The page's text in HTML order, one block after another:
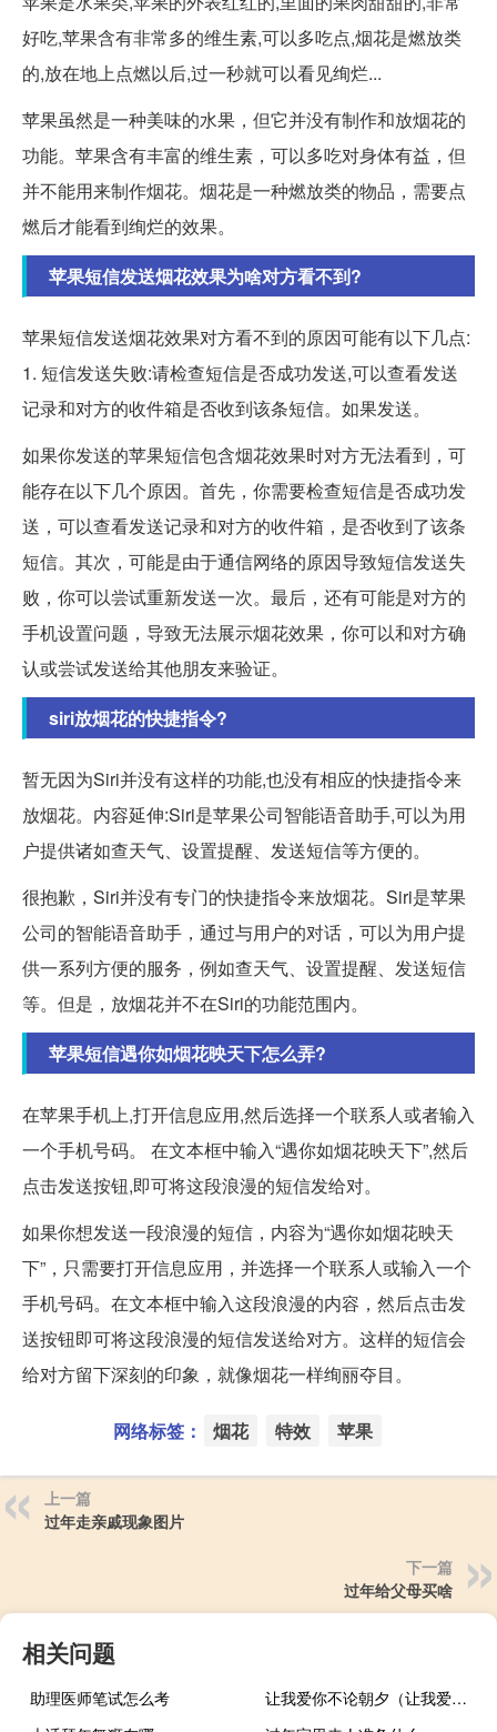
好吃,苹果含有非常多的维生素,可以多吃点,烟花是燃放类
的,放在地上点燃以后,过一秒就可以看见绚烂...
苹果虽然是一种美味的水果，但它并没有制作和放烟花的
功能。苹果含有丰富的维生素，可以多吃对身体有益，但
并不能用来制作烟花。烟花是一种燃放类的物品，需要点
燃后才能看到绚烂的效果。
苹果短信发送烟花效果为啥对方看不到?
苹果短信发送烟花效果对方看不到的原因可能有以下几点:
1. 短信发送失败:请检查短信是否成功发送,可以查看发送
记录和对方的收件箱是否收到该条短信。如果发送。
如果你发送的苹果短信包含烟花效果时对方无法看到，可
能存在以下几个原因。首先，你需要检查短信是否成功发
送，可以查看发送记录和对方的收件箱，是否收到了该条
短信。其次，可能是由于通信网络的原因导致短信发送失
败，你可以尝试重新发送一次。最后，还有可能是对方的
手机设置问题，导致无法展示烟花效果，你可以和对方确
认或尝试发送给其他朋友来验证。
siri放烟花的快捷指令?
暂无因为Siri并没有这样的功能,也没有相应的快捷指令来
放烟花。内容延伸:Siri是苹果公司智能语音助手,可以为用
户提供诸如查天气、设置提醒、发送短信等方便的。
很抱歉，Siri并没有专门的快捷指令来放烟花。Siri是苹果
公司的智能语音助手，通过与用户的对话，可以为用户提
供一系列方便的服务，例如查天气、设置提醒、发送短信
等。但是，放烟花并不在Siri的功能范围内。
苹果短信遇你如烟花映天下怎么弄?
在苹果手机上,打开信息应用,然后选择一个联系人或者输入
一个手机号码。 在文本框中输入“遇你如烟花映天下”,然后
点击发送按钮,即可将这段浪漫的短信发给对。
如果你想发送一段浪漫的短信，内容为“遇你如烟花映天
下”，只需要打开信息应用，并选择一个联系人或输入一个
手机号码。在文本框中输入这段浪漫的内容，然后点击发
送按钮即可将这段浪漫的短信发送给对方。这样的短信会
给对方留下深刻的印象，就像烟花一样绚丽夺目。
网络标签： 烟花 特效 苹果
上一篇
过年走亲戚现象图片
下一篇
过年给父母买啥
相关问题
助理医师笔试怎么考
让我爱你不论朝夕（让我爱你txt）